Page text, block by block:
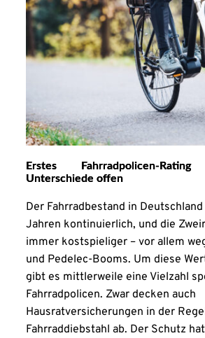
Erstes Fahrradpolicen-
Unterschiede offen
Der Fahrradbestand in
Jahren kontinuierlich, und die
immer kostspieliger – vor allem
und Pedelec-Booms. Um diese
gibt es mittlerweile eine Vielzahl
Fahrradpolicen. Zwar decken auch
Hausratversicherungen in der
Fahrraddiebstahl ab. Der Schutz